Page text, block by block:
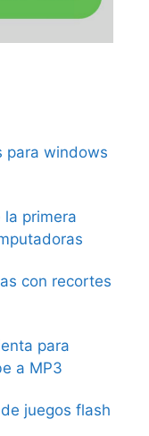
para windows
la primera
con recortes
para
a MP3
juegos flash